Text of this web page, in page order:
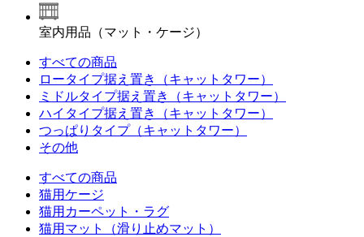
室内用品（マット・ケージ）
すべての商品
ロータイプ据え置き（キャットタワー）
ミドルタイプ据え置き（キャットタワー）
ハイタイプ据え置き（キャットタワー）
つっぱりタイプ（キャットタワー）
その他
すべての商品
猫用ケージ
猫用カーペット・ラグ
猫用マット（滑り止めマット）